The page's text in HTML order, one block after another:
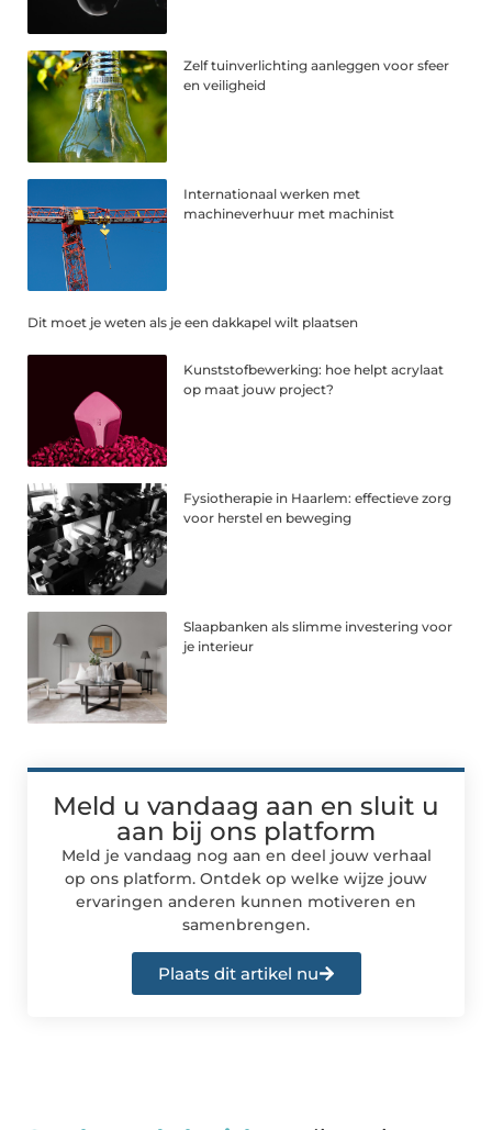
Zelf tuinverlichting aanleggen voor sfeer
en veiligheid
Internationaal werken met
machineverhuur met machinist
Dit moet je weten als je een dakkapel wilt plaatsen
Kunststofbewerking: hoe helpt acrylaat
op maat jouw project?
Fysiotherapie in Haarlem: effectieve zorg
voor herstel en beweging
Slaapbanken als slimme investering voor
je interieur
Meld u vandaag aan en sluit u
aan bij ons platform
Meld je vandaag nog aan en deel jouw verhaal
op ons platform. Ontdek op welke wijze jouw
ervaringen anderen kunnen motiveren en
samenbrengen.
Plaats dit artikel nu